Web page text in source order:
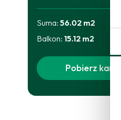
Suma:56.02 m2
Balkon: 15.12 m2
Pobierz kartę